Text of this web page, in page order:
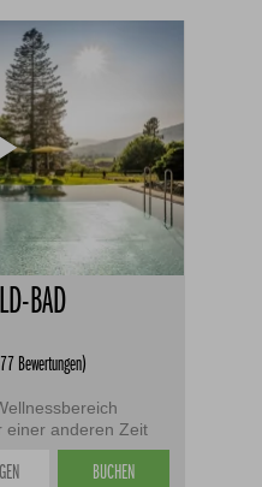
BAD
Bewertungen)
einer anderen Zeit
BUCHEN